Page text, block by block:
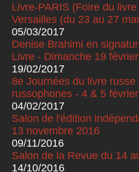
Livre-PARIS (Foire du
Versailles (du 23 au 27
05/03/2017
Denise Brahimi en
Livre - Dimanche 19
19/02/2017
8e Journées du livre
russophones - 4 & 5
04/02/2017
Salon de l'édition
13 novembre 2016
09/11/2016
Salon de la Revue du 14
14/10/2016